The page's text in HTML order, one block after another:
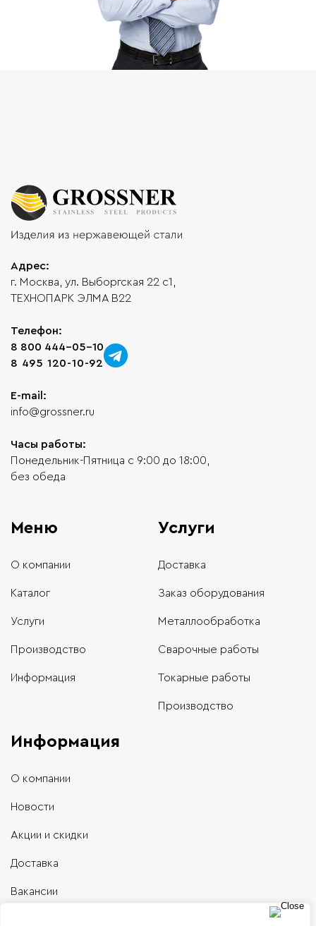
Адрес:
г. Москва, ул. Выборгская 22 с1,
ТЕХНОПАРК ЭЛМА В22
Телефон:
8 800 444-05-10
8 495 120-10-92
E-mail:
info@grossner.ru
Часы работы:
Понедельник-Пятница с 9:00 до 18:00,
без обеда
Меню
О компании
Каталог
Услуги
Производство
Информация
Услуги
Доставка
Заказ оборудования
Металлообработка
Сварочные работы
Токарные работы
Производство
Информация
О компании
Новости
Акции и скидки
Доставка
Вакансии